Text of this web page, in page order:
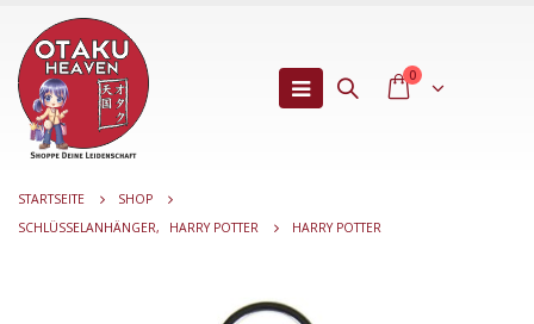
0
STARTSEITE
SHOP
SCHLÜSSELANHÄNGER, HARRY POTTER HARRY POTTER